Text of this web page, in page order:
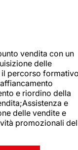
vendita con un
delle
percorso
e riordino della
e
delle vendite e
promozionali del